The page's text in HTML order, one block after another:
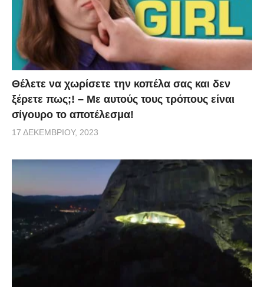
Θέλετε να χωρίσετε την κοπέλα σας και δεν
ξέρετε πως;! – Με αυτούς τους τρόπους είναι
σίγουρο το αποτέλεσμα!
17 ΔΕΚΕΜΒΡΊΟΥ, 2023